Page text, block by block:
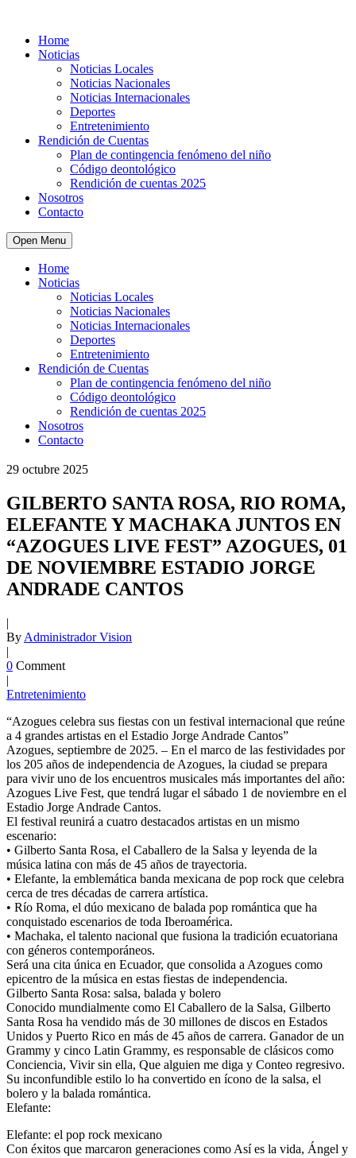
Home
Noticias
Noticias Locales
Noticias Nacionales
Noticias Internacionales
Deportes
Entretenimiento
Rendición de Cuentas
Plan de contingencia fenómeno del niño
Código deontológico
Rendición de cuentas 2025
Nosotros
Contacto
Open Menu
Home
Noticias
Noticias Locales
Noticias Nacionales
Noticias Internacionales
Deportes
Entretenimiento
Rendición de Cuentas
Plan de contingencia fenómeno del niño
Código deontológico
Rendición de cuentas 2025
Nosotros
Contacto
29 octubre 2025
GILBERTO SANTA ROSA, RIO ROMA,
ELEFANTE Y MACHAKA JUNTOS EN
“AZOGUES LIVE FEST” AZOGUES, 01
DE NOVIEMBRE ESTADIO JORGE
ANDRADE CANTOS
|
By Administrador Vision
|
0 Comment
|
Entretenimiento
“Azogues celebra sus fiestas con un festival internacional que reúne
a 4 grandes artistas en el Estadio Jorge Andrade Cantos”
Azogues, septiembre de 2025. – En el marco de las festividades por
los 205 años de independencia de Azogues, la ciudad se prepara
para vivir uno de los encuentros musicales más importantes del año:
Azogues Live Fest, que tendrá lugar el sábado 1 de noviembre en el
Estadio Jorge Andrade Cantos.
El festival reunirá a cuatro destacados artistas en un mismo
escenario:
• Gilberto Santa Rosa, el Caballero de la Salsa y leyenda de la
música latina con más de 45 años de trayectoria.
• Elefante, la emblemática banda mexicana de pop rock que celebra
cerca de tres décadas de carrera artística.
• Río Roma, el dúo mexicano de balada pop romántica que ha
conquistado escenarios de toda Iberoamérica.
• Machaka, el talento nacional que fusiona la tradición ecuatoriana
con géneros contemporáneos.
Será una cita única en Ecuador, que consolida a Azogues como
epicentro de la música en estas fiestas de independencia.
Gilberto Santa Rosa: salsa, balada y bolero
Conocido mundialmente como El Caballero de la Salsa, Gilberto
Santa Rosa ha vendido más de 30 millones de discos en Estados
Unidos y Puerto Rico en más de 45 años de carrera. Ganador de un
Grammy y cinco Latin Grammy, es responsable de clásicos como
Conciencia, Vivir sin ella, Que alguien me diga y Conteo regresivo.
Su inconfundible estilo lo ha convertido en ícono de la salsa, el
bolero y la balada romántica.
Elefante:
Elefante: el pop rock mexicano
Con éxitos que marcaron generaciones como Así es la vida, Ángel y